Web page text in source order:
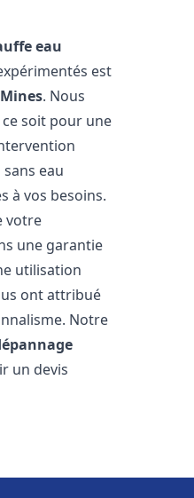
eau
est
. Nous
soit pour une
eau
à vos besoins.
votre
une garantie
utilisation
ont attribué
Notre
un devis